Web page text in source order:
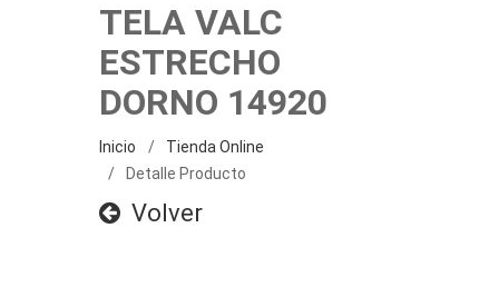
TELA VALC
ESTRECHO
DORNO 14920
Inicio
Tienda Online
Detalle Producto
Volver